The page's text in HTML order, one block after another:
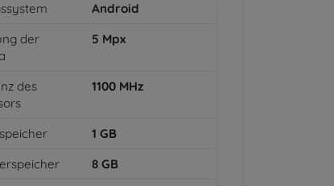
Android
der
5 Mpx
des
1100 MHz
1 GB
8 GB